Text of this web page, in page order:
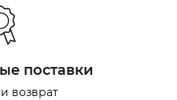
поставки
возврат